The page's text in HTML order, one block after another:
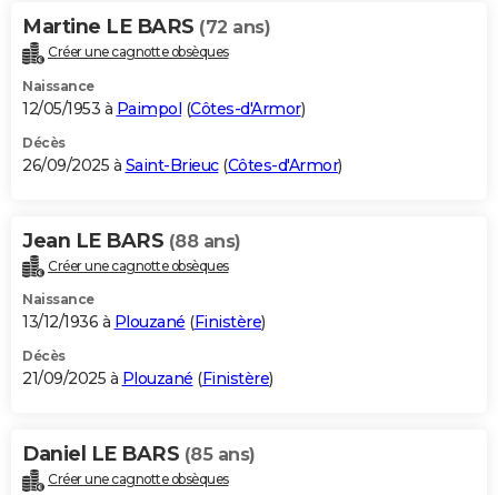
Martine LE BARS (72 ans)
Créer une cagnotte obsèques
Naissance
12/05/1953 à Paimpol (Côtes-d'Armor)
Décès
26/09/2025 à Saint-Brieuc(Côtes-d'Armor)
Jean LE BARS (88 ans)
Créer une cagnotte obsèques
Naissance
13/12/1936 à Plouzané (Finistère)
Décès
21/09/2025 à Plouzané (Finistère)
Daniel LE BARS (85 ans)
Créer une cagnotte obsèques